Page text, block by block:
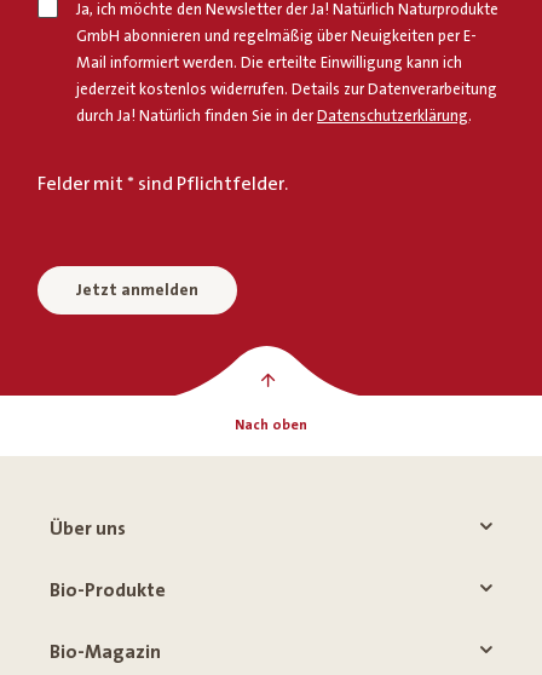
Ja, ich möchte den Newsletter der Ja! Natürlich Naturprodukte
GmbH abonnieren und regelmäßig über Neuigkeiten per E-
Mail informiert werden. Die erteilte Einwilligung kann ich
jederzeit kostenlos widerrufen. Details zur Datenverarbeitung
durch Ja! Natürlich finden Sie in der Datenschutzerklärung.
Felder mit * sind Pflichtfelder.
Jetzt anmelden
Nach oben
Über uns
Bio-Produkte
Bio-Magazin